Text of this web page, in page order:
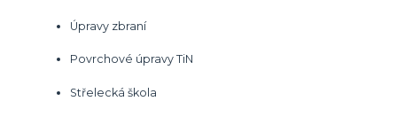
Úpravy zbraní
Povrchové úpravy TiN
Střelecká škola